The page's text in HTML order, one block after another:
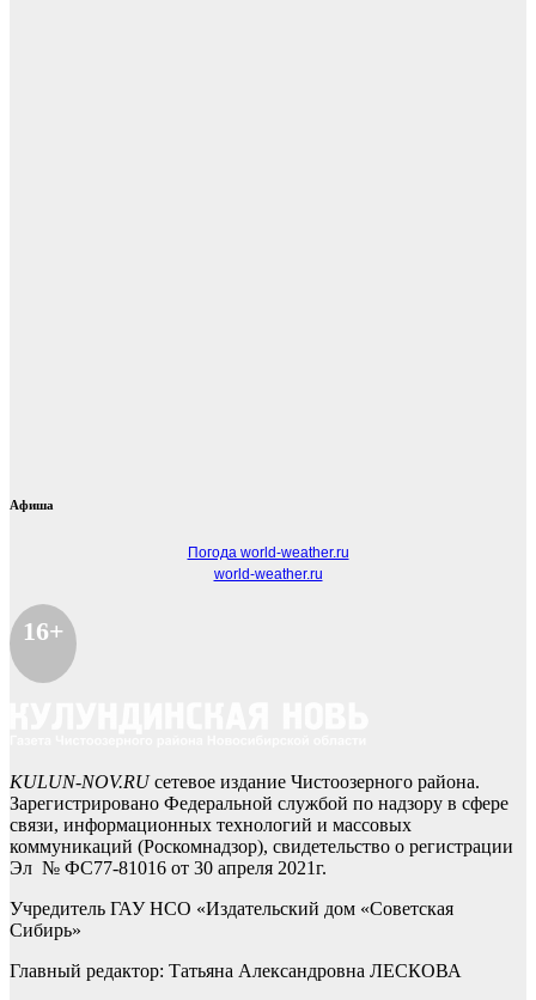
Афиша
Погода world-weather.ru
world-weather.ru
16+
KULUN-NOV.RUсетевое издание Чистоозерного района.
Зарегистрировано Федеральной службой по надзору в сфере
связи, информационных технологий и массовых
коммуникаций (Роскомнадзор), свидетельство о регистрации
Эл № ФС77-81016 от 30 апреля 2021г.
Учредитель ГАУ НСО «Издательский дом «Советская
Сибирь»
Главный редактор: Татьяна Александровна ЛЕСКОВА